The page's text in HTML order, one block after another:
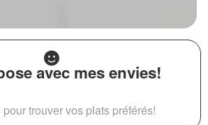
avec mes envies!
trouver vos plats préférés!